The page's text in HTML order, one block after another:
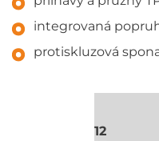
integrovaná
protiskluzová
12